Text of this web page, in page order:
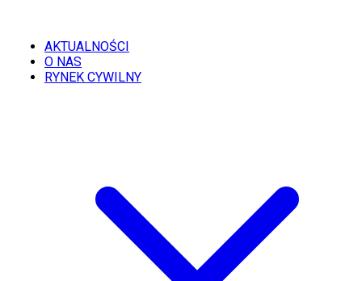
AKTUALNOŚCI
O NAS
RYNEK CYWILNY